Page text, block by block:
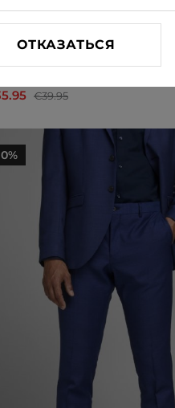
€39.95
ОТКАЗАТЬСЯ